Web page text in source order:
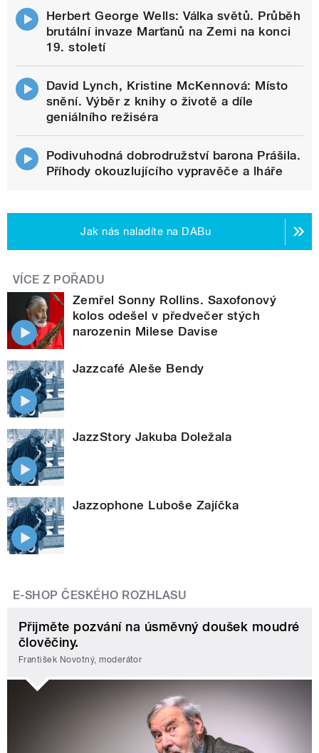
Herbert George Wells: Válka světů. Průběh
brutální invaze Marťanů na Zemi na konci
19. století
David Lynch, Kristine McKennová: Místo
snění. Výběr z knihy o životě a díle
geniálního režiséra
Podivuhodná dobrodružství barona Prášila.
Příhody okouzlujícího vypravěče a lháře
Jak nás naladíte na DABu
VÍCE Z POŘADU
Zemřel Sonny Rollins. Saxofonový
kolos odešel v předvečer stých
narozenin Milese Davise
Jazzcafé Aleše Bendy
JazzStory Jakuba Doležala
Jazzophone Luboše Zajíčka
E-SHOP ČESKÉHO ROZHLASU
Přijměte pozvání na úsměvný doušek moudré
člověčiny.
František Novotný, moderátor